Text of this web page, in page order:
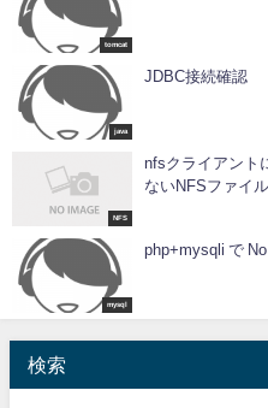
tomcat
java
JDBC接続確認
NFS
nfsクライアント
ないNFSファイ
mysql
php+mysqli で
検索